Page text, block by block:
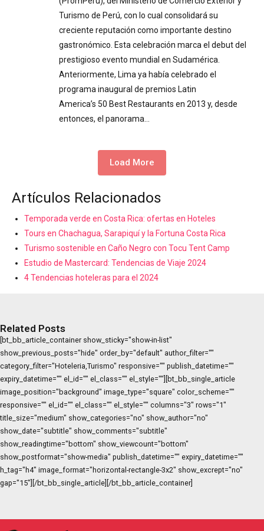
Turismo de Perú, con lo cual consolidará su
creciente reputación como importante destino
gastronómico. Esta celebración marca el debut del
prestigioso evento mundial en Sudamérica.
Anteriormente, Lima ya había celebrado el
programa inaugural de premios Latin
America’s 50 Best Restaurants en 2013 y, desde
entonces, el panorama…
Load More
Artículos Relacionados
Temporada verde en Costa Rica: ofertas en Hoteles
Tours en Chachagua, Sarapiquí y la Fortuna Costa Rica
Turismo sostenible en Caño Negro con Tocu Tent Camp
Estudio de Mastercard: Tendencias de Viaje 2024
4 Tendencias hoteleras para el 2024
Related Posts
[bt_bb_article_container show_sticky="show-in-list"
show_previous_posts="hide" order_by="default" author_filter=""
category_filter="Hoteleria,Turismo" responsive="" publish_datetime=""
expiry_datetime="" el_id="" el_class="" el_style=""][bt_bb_single_article
image_position="background" image_type="square" color_scheme=""
responsive="" el_id="" el_class="" el_style="" columns="3" rows="1"
title_size="medium" show_categories="no" show_author="no"
show_date="subtitle" show_comments="subtitle"
show_readingtime="bottom" show_viewcount="bottom"
show_postformat="show-media" publish_datetime="" expiry_datetime=""
h_tag="h4" image_format="horizontal-rectangle-3x2" show_excrept="no"
gap="15"][/bt_bb_single_article][/bt_bb_article_container]